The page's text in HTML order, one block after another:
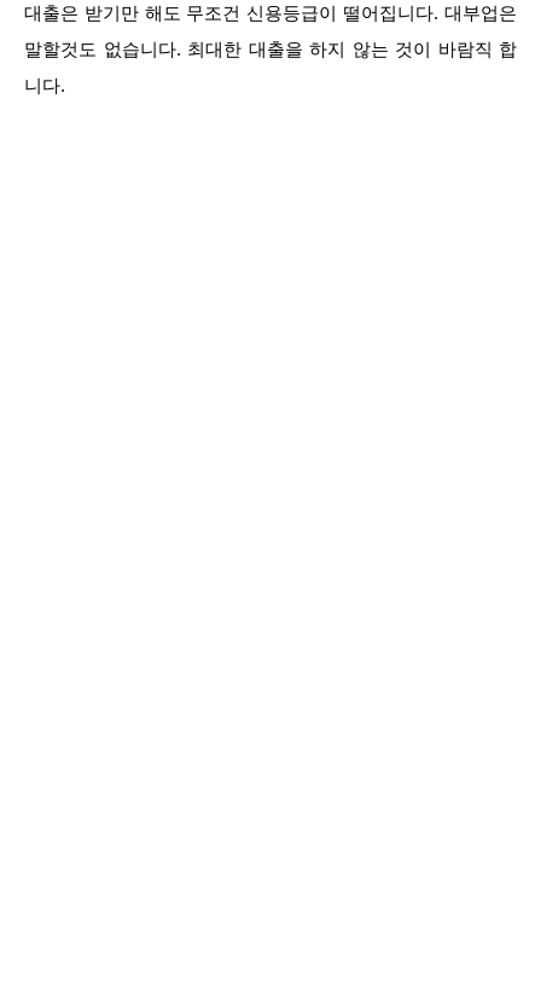
대출은 받기만 해도 무조건 신용등급이 떨어집니다. 대부업은
말할것도 없습니다. 최대한 대출을 하지 않는 것이 바람직 합
니다.